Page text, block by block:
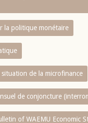
la politique monétaire
de la microfinance
de conjoncture
of WAEMU Economic